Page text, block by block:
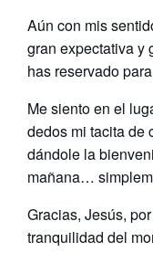
Aún con mis
gran expectativa y
has reservado
Me siento en el
dedos mi tacita de
dándole la
mañana…
Gracias, Jesús,
tranquilidad del